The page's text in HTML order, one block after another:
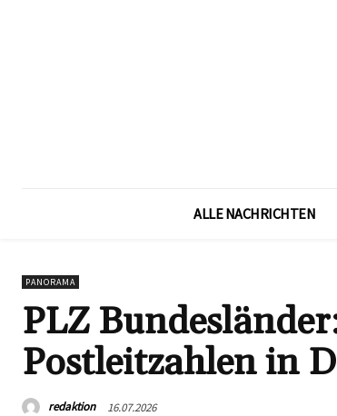
ALLE NACHRICHTEN
PANORAMA
PLZ
Postleitzahlen in
redaktion 16.07.2026